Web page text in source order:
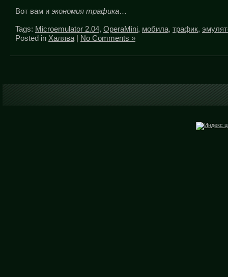
Вот вам и экономия трафика…
Tags: Microemulator 2.04, OperaMini, мобила, трафик,
Posted in Халява | No Comments »